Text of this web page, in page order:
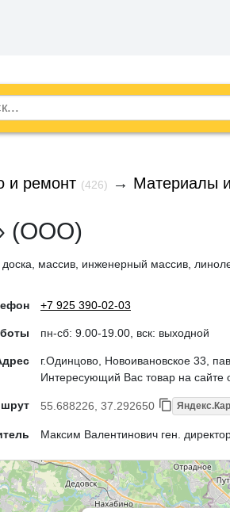
и ремонт (426) → Материалы
(ООО)
массив, инженерный массив,
+7 925 390-02-03
пн-сб: 9.00-19.00, вск: выходной
г.Одинцово, Новоивановское 33,
Интересующий Вас товар на сайте
55.688226, 37.292650
Максим Валентинович ген.